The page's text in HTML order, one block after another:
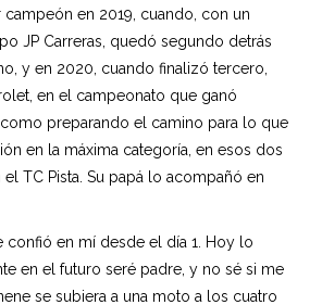
en 2019, cuando, con un
JP Carreras, quedó segundo detrás
y en 2020, cuando finalizó tercero,
en el campeonato que ganó
como preparando el camino para lo que
en la máxima categoría, en esos dos
TC Pista. Su papá lo acompañó en
confió en mí desde el día 1. Hoy lo
en el futuro seré padre, y no sé si me
se subiera a una moto a los cuatro